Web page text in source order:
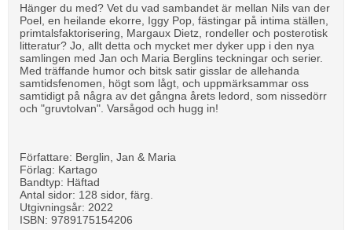
Hänger du med? Vet du vad sambandet är mellan Nils van der
Poel, en heilande ekorre, Iggy Pop, fästingar på intima ställen,
primtalsfaktorisering, Margaux Dietz, rondeller och posterotisk
litteratur? Jo, allt detta och mycket mer dyker upp i den nya
samlingen med Jan och Maria Berglins teckningar och serier.
Med träffande humor och bitsk satir gisslar de allehanda
samtidsfenomen, högt som lågt, och uppmärksammar oss
samtidigt på några av det gångna årets ledord, som nissedörr
och "gruvtolvan". Varsågod och hugg in!
Författare: Berglin, Jan & Maria
Förlag: Kartago
Bandtyp: Häftad
Antal sidor: 128 sidor, färg.
Utgivningsår: 2022
ISBN: 9789175154206